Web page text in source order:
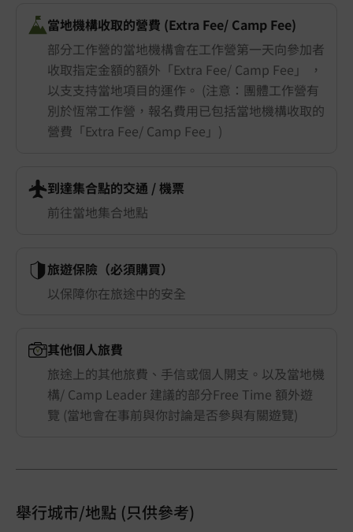
當地機構收取的營費 (Extra Fee/ Camp Fee)
部分工作營的當地機構會在工作營第一天向參加者
收取指定金額的額外「Extra Fee/ Camp Fee」 ，
以支支持當地項目的運作。 (注意：團體工作營有
別於恆常工作營，報名費用已包括當地機構收取的
營費「Extra Fee/ Camp Fee」)
到達集合點的交通 ​/ 機票
前往當地集合地點
旅遊保險（必須購買）
以保障你在旅途中的安全
其他個人旅費
旅途上的其他旅費、手信或個人開支。以及當地機
構/ Camp Leader 建議的部分Free Time 額外遊
覽 (當地會在事前與你討論是否參與有關遊覽)
舉行城市/地點 (只供參考)